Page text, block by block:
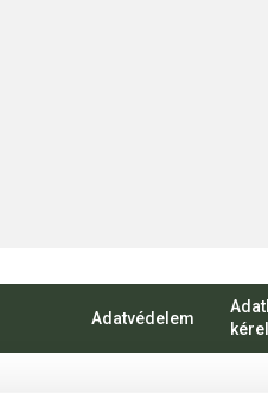
Adatvédelem